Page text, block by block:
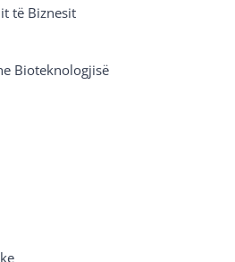
të Biznesit
Bioteknologjisë